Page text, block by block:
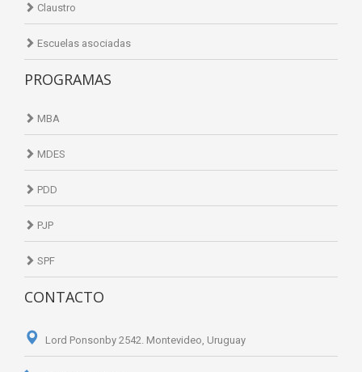
Claustro
Escuelas asociadas
PROGRAMAS
MBA
MDES
PDD
PJP
SPF
CONTACTO
Lord Ponsonby 2542. Montevideo, Uruguay